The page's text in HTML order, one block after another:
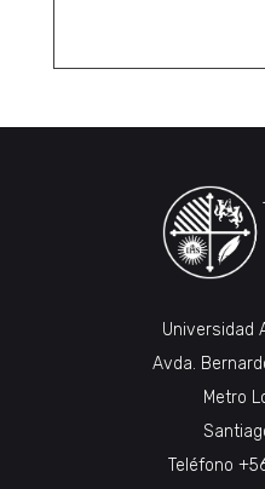
Universidad
Avda.
Metro
Teléfono